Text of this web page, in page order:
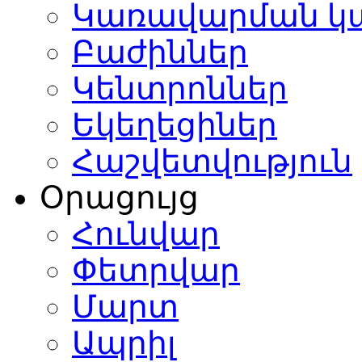
Կառավարման
Բաժիններ
Կենտրոններ
Եկեղեցիներ
Հաշվետվություն
Օրացույց
Հունվար
Փետրվար
Մարտ
Ապրիլ
: